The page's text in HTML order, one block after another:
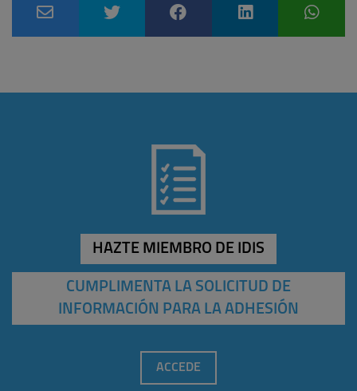
HAZTE MIEMBRO DE IDIS
CUMPLIMENTA LA SOLICITUD DE
INFORMACIÓN PARA LA ADHESIÓN
ACCEDE